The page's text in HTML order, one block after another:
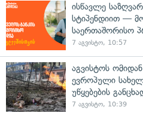
ისწავლე
სტიპენდიით —
საერთაშორისო
7 აგვისტო, 10:57
აგვისტოს
ევროპული
უწყებების
7 აგვისტო, 10:39